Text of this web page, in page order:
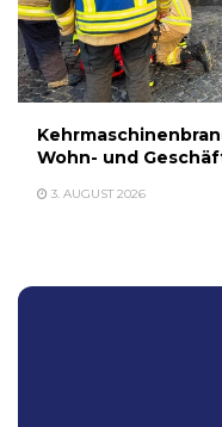
Wohn- und
3. AUGUST 2026